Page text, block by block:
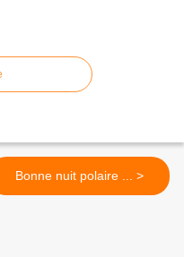
Bonne nuit polaire ... >